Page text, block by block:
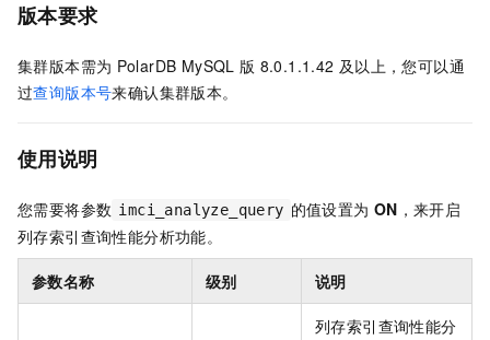
版本要求
集群版本需为 PolarDB MySQL 版 8.0.1.1.42 及以上，您可以通
过查询版本号来确认集群版本。
使用说明
您需要将参数 imci_analyze_query 的值设置为 ON ，来开启
列存索引查询性能分析功能。
参数名称 级别 说明
列存索引查询性能分